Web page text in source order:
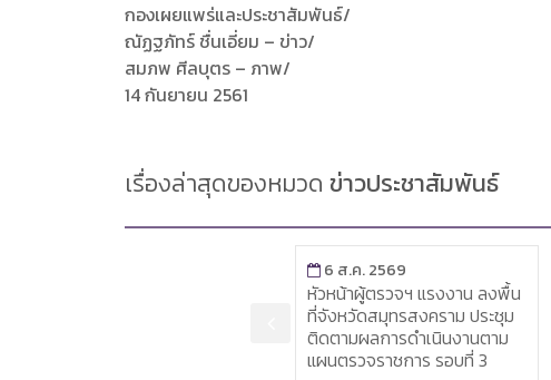
กองเผยแพร่และประชาสัมพันธ์/
ณัฏฐภัทร์ ชื่นเอี่ยม – ข่าว/
สมภพ ศีลบุตร – ภาพ/
14 กันยายน 2561
เรื่องล่าสุดของหมวด ข่าวประชาสัมพันธ์
6 ส.ค. 2569
หัวหน้าผู้ตรวจฯ แรงงาน ลงพื้น
ที่จังหวัดสมุทรสงคราม ประชุม
ติดตามผลการดำเนินงานตาม
แผนตรวจราชการ รอบที่ 3